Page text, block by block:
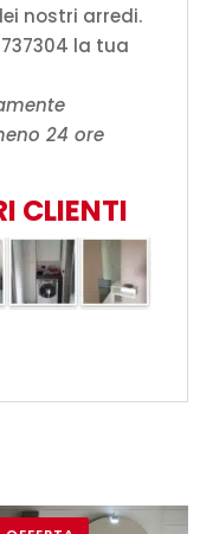
nostri arredi.
la tua
24 ore
CLIENTI